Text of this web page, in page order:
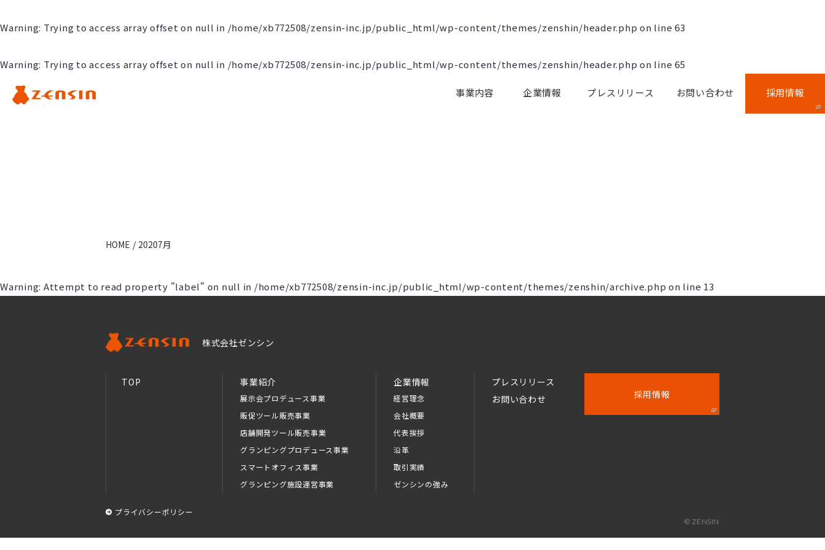
Warning: Trying to access array offset on null in /home/xb772508/zensin-inc.jp/public_html/wp-content/themes/zenshin/header.php on line 63
Warning: Trying to access array offset on null in /home/xb772508/zensin-inc.jp/public_html/wp-content/themes/zenshin/header.php on line 65
事業内容 企業情報 プレスリリース お問い合わせ 採用情報
HOME 20207月
Warning: Attempt to read property "label" on null in /home/xb772508/zensin-inc.jp/public_html/wp-content/themes/zenshin/archive.php on line 13
株式会社ゼンシン
TOP 事業紹介
展示会プロデュース事業
販促ツール販売事業
店舗開発ツール販売事業
グランピングプロデュース事業
スマートオフィス事業
グランピング施設運営事業
企業情報
経営理念
会社概要
代表挨拶
沿革
取引実績
ゼンシンの強み
プレスリリース
お問い合わせ
採用情報
プライバシーポリシー
© ZENSIN